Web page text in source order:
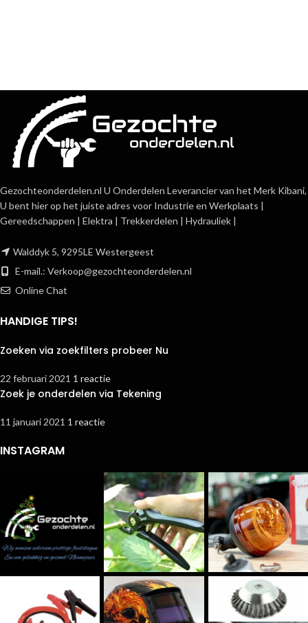
Gezochteonderdelen.nl U Onderdelen Leverancier van het Merk Kibani,
U bent hier op het juiste adres voor Industrie en Werkplaats |
Gereedschappen | Elektra | Trekkerdelen | Hydrauliek |
Walddyk 5, 9295LE Westergeest
E-mail.: Verkoop@gezochteonderdelen.nl
Online Chat
HANDIGE TIPS!
Zoeken via zoekfilters probeer Nu
22 februari 2021 1 reactie
Zoek je onderdelen via Tekening
11 januari 2021 1 reactie
INSTAGRAM